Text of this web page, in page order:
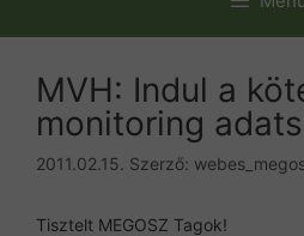
MVH: Indul a
monitoring
2011.02.15. Szerző:
Tisztelt MEGOSZ Tagok!